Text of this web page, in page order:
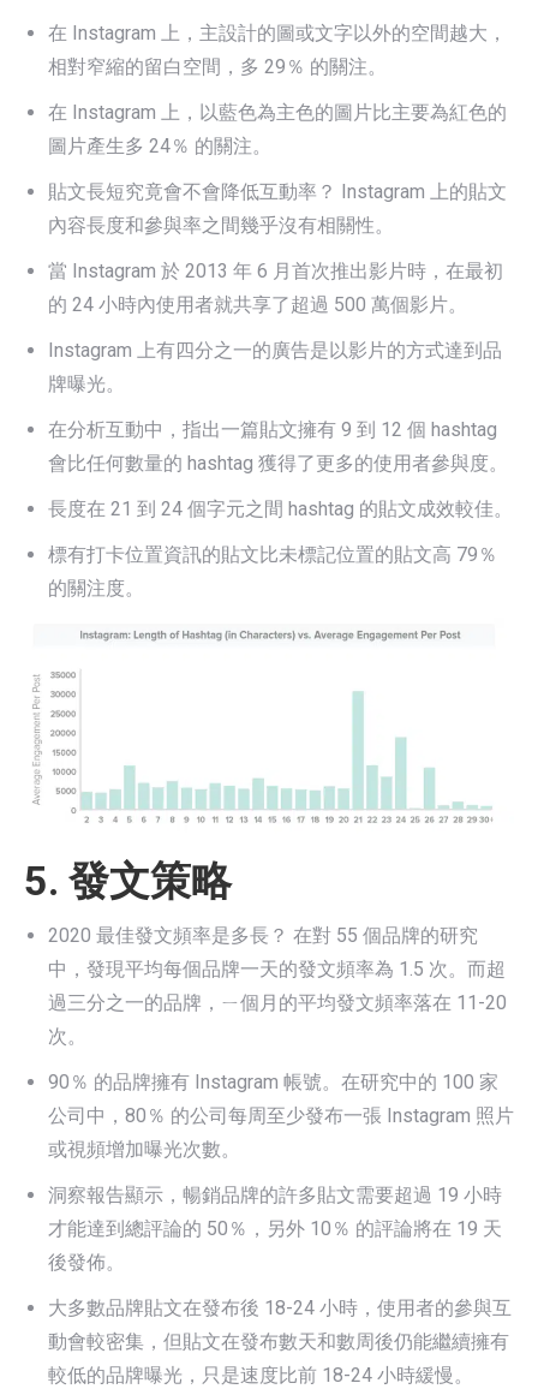
在 Instagram 上，主設計的圖或文字以外的空間越大，
相對窄縮的留白空間，多 29％ 的關注。
在 Instagram 上，以藍色為主色的圖片比主要為紅色的
圖片產生多 24％ 的關注。
貼文長短究竟會不會降低互動率？ Instagram 上的貼文
內容長度和參與率之間幾乎沒有相關性。
當 Instagram 於 2013 年 6 月首次推出影片時，在最初
的 24 小時內使用者就共享了超過 500 萬個影片。
Instagram 上有四分之一的廣告是以影片的方式達到品
牌曝光。
在分析互動中，指出一篇貼文擁有 9 到 12 個 hashtag
會比任何數量的 hashtag 獲得了更多的使用者參與度。
長度在 21 到 24 個字元之間 hashtag 的貼文成效較佳。
標有打卡位置資訊的貼文比未標記位置的貼文高 79％
的關注度。
5. 發文策略
2020 最佳發文頻率是多長？ 在對 55 個品牌的研究
中，發現平均每個品牌一天的發文頻率為 1.5 次。而超
過三分之一的品牌，ㄧ個月的平均發文頻率落在 11-20
次。
90％ 的品牌擁有 Instagram 帳號。在研究中的 100 家
公司中，80％ 的公司每周至少發布一張 Instagram 照片
或視頻增加曝光次數。
洞察報告顯示，暢銷品牌的許多貼文需要超過 19 小時
才能達到總評論的 50％，另外 10％ 的評論將在 19 天
後發佈。
大多數品牌貼文在發布後 18-24 小時，使用者的參與互
動會較密集，但貼文在發布數天和數周後仍能繼續擁有
較低的品牌曝光，只是速度比前 18-24 小時緩慢。